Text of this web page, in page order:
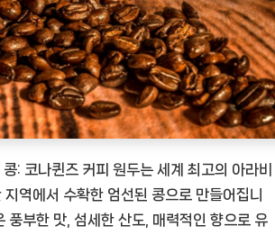
ㅣ
추
천
상
품]
: 코나퀸즈 커피 원두는 세계 최고의 아라비
역에서 수확한 엄선된 콩으로 만들어집니
풍부한 맛, 섬세한 산도, 매력적인 향으로 유